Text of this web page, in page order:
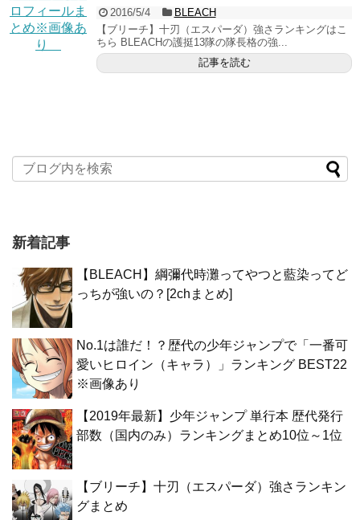
2016/5/4
BLEACH
【ブリーチ】十刃（エスパーダ）強さランキングはこ
ちら BLEACHの護挺13隊の隊長格の強...
記事を読む
新着記事
【BLEACH】綱彌代時灘ってやつと藍染ってど
っちが強いの？[2chまとめ]
No.1は誰だ！？歴代の少年ジャンプで「一番可
愛いヒロイン（キャラ）」ランキング BEST22
※画像あり
【2019年最新】少年ジャンプ 単行本 歴代発行
部数（国内のみ）ランキングまとめ10位～1位
【ブリーチ】十刃（エスパーダ）強さランキン
グまとめ